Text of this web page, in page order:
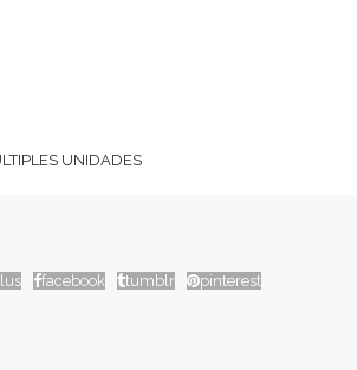
UNIDADES
facebook tumblr pinterest